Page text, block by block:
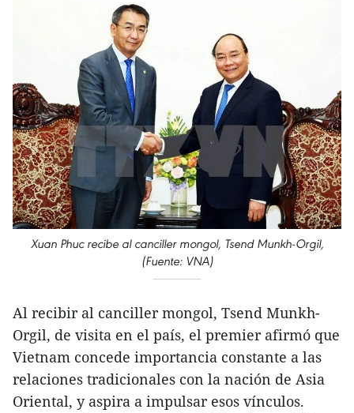
Xuan Phuc recibe al canciller mongol, Tsend Munkh-Orgil,
(Fuente: VNA)
Al recibir al canciller mongol, Tsend Munkh-
Orgil, de visita en el país, el premier afirmó que
Vietnam concede importancia constante a las
relaciones tradicionales con la nación de Asia
Oriental, y aspira a impulsar esos vínculos.